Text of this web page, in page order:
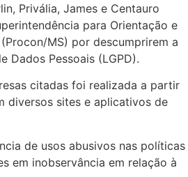
Privália, James e Centauro
para Orientação e
MS) por descumprirem a
Dados Pessoais (LGPD).
citadas foi realizada a partir
diversos sites e aplicativos de
de usos abusivos nas políticas
em inobservância em relação à